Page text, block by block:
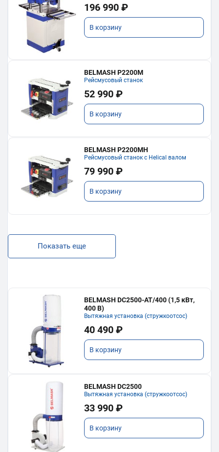
196 990 ₽
В корзину
BELMASH P2200M
Рейсмусовый станок
52 990 ₽
В корзину
BELMASH P2200MH
Рейсмусовый станок с Helical валом
79 990 ₽
В корзину
Показать еще
BELMASH DC2500-AT/400 (1,5 кВт,
400 В)
Вытяжная установка (стружкоотсос)
40 490 ₽
В корзину
BELMASH DC2500
Вытяжная установка (стружкоотсос)
33 990 ₽
В корзину